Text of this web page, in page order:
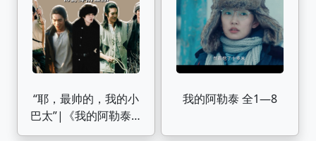
“耶，最帅的，我的小
巴太”|《我的阿勒泰》
巴太的16套造型盘点
我的阿勒泰 全1—8